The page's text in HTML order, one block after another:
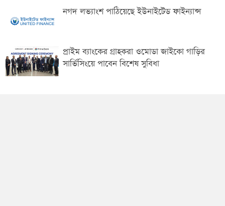
নগদ লভ্যাংশ পাঠিয়েছে ইউনাইটেড ফাইন্যান্স
প্রাইম ব্যাংকের গ্রাহকরা ওমোডা জাইকো গাড়ির
সার্ভিসিংয়ে পাবেন বিশেষ সুবিধা